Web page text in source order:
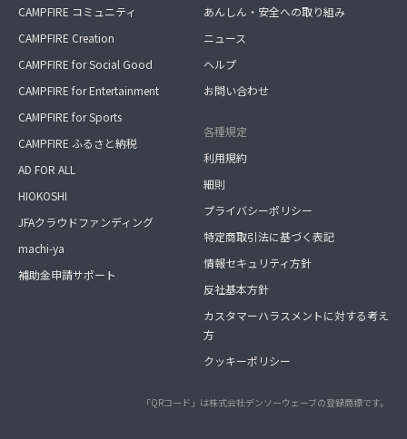
CAMPFIRE コミュニティ
CAMPFIRE Creation
CAMPFIRE for Social Good
CAMPFIRE for Entertainment
CAMPFIRE for Sports
CAMPFIRE ふるさと納税
AD FOR ALL
HIOKOSHI
JFAクラウドファンディング
machi-ya
補助金申請サポート
あんしん・安全への取り組み
ニュース
ヘルプ
お問い合わせ
各種規定
利用規約
細則
プライバシーポリシー
特定商取引法に基づく表記
情報セキュリティ方針
反社基本方針
カスタマーハラスメントに対する考え
方
クッキーポリシー
「QRコード」は株式会社デンソーウェーブの登録商標です。